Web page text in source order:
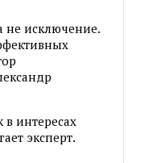
не исключение.
интересах
эксперт.